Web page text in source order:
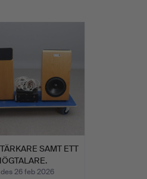
SAMT ETT
26 feb 2026